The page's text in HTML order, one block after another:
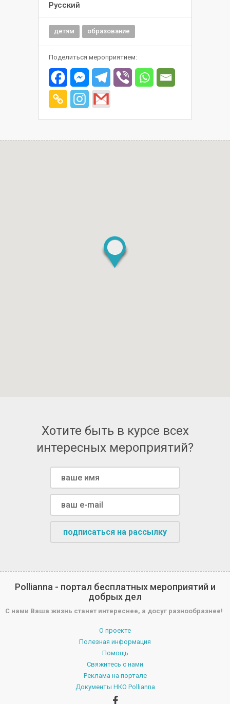
Русский
детям образование
Поделиться мероприятием:
Хотите быть в курсе всех
интересных мероприятий?
подписаться на рассылку
Pollianna - портал бесплатных мероприятий и
добрых дел
С нами Ваша жизнь станет интереснее, а досуг разнообразнее!
О проекте
Полезная информация
Помощь
Свяжитесь с нами
Реклама на портале
Документы НКО Pollianna